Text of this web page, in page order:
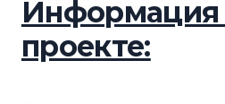
Информация
проекте: